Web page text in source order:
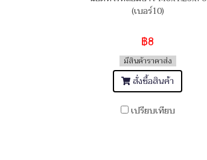
(เบอร์10)
฿8
มีสินค้าราคาส่ง
สั่งซื้อสินค้า
เปรียบเทียบ